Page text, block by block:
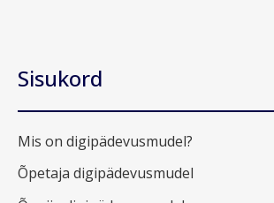
Sisukord
Mis on digipädevusmudel?
Õpetaja digipädevusmudel